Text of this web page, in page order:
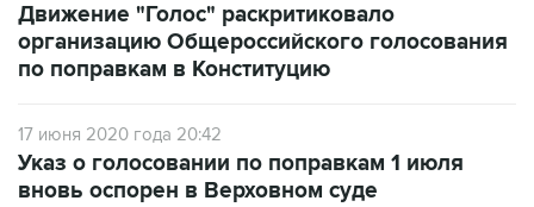
Движение "Голос" раскритиковало
организацию Общероссийского голосования
по поправкам в Конституцию
17 июня 2020 года 20:42
Указ о голосовании по поправкам 1 июля
вновь оспорен в Верховном суде